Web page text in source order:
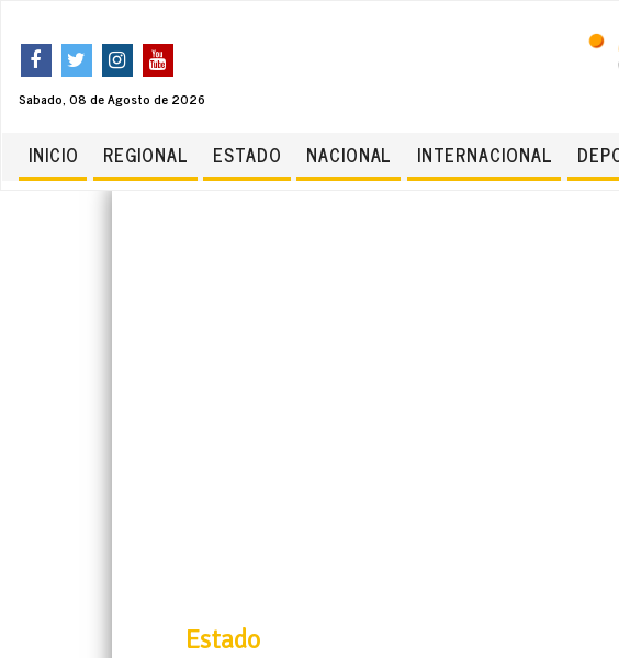
Sabado, 08 de Agosto de 2026
INICIO REGIONAL ESTADO NACIONAL INTERNACIONAL
Estado